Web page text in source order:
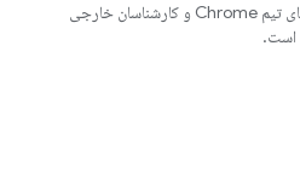
توسط اعضای تیم Chrome و کارشناسان خارجی